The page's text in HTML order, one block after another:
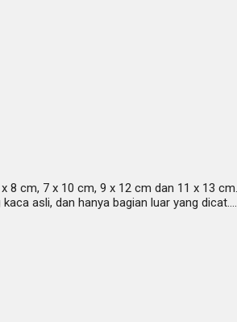
8 cm, 7 x 10 cm, 9 x 12 cm dan 11 x 13
asli, dan hanya bagian luar yang dicat….